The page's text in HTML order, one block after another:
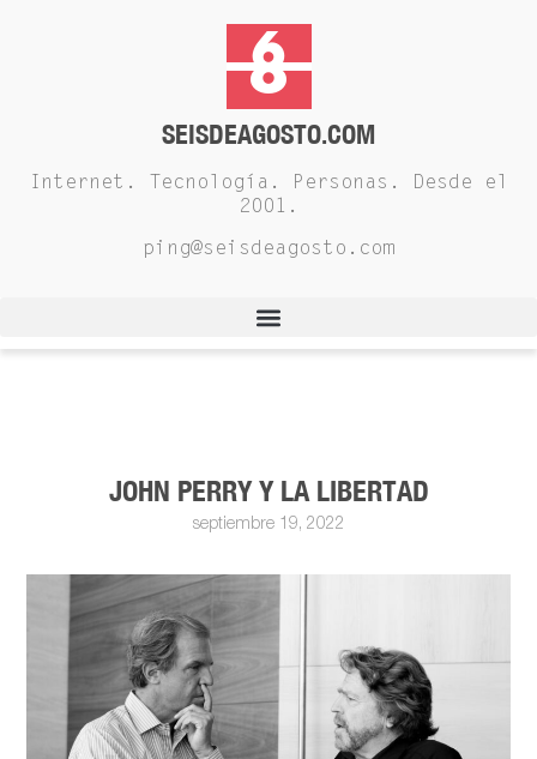
SEISDEAGOSTO.COM
Internet. Tecnología. Personas. Desde el
2001.
ping@seisdeagosto.com
JOHN PERRY Y LA LIBERTAD
septiembre 19, 2022